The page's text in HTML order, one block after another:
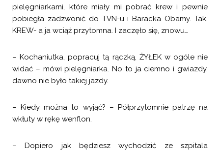
pielęgniarkami, które miały mi pobrać krew i pewnie
pobiegła zadzwonić do TVN-u i Baracka Obamy. Tak,
KREW- a ja wciąż przytomna. I zaczęło się, znowu…
– Kochaniutka, popracuj tą rączką, ŻYŁEK w ogóle nie
widać – mówi pielęgniarka. No to ja ciemno i gwiazdy,
dawno nie było takiej jazdy.
– Kiedy można to wyjąć? – Półprzytomnie patrzę na
wkłuty w rękę wenflon.
– Dopiero jak będziesz wychodzić ze szpitala